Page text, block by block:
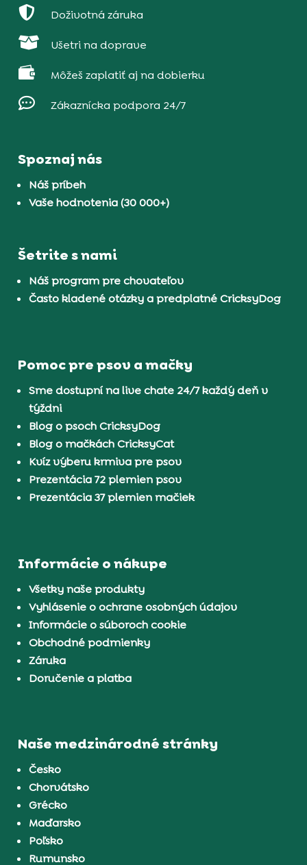
 Doživotná záruka
 Ušetri na doprave
 Môžeš zaplatiť aj na dobierku
 Zákaznícka podpora 24/7
Spoznaj nás
Náš príbeh
Vaše hodnotenia (30 000+)
Šetrite s nami
Náš program pre chovateľov
Často kladené otázky a predplatné CricksyDog
Pomoc pre psov a mačky
Sme dostupní na live chate 24/7 každý deň v
týždni
Blog o psoch CricksyDog
Blog o mačkách CricksyCat
Kvíz výberu krmiva pre psov
Prezentácia 72 plemien psov
Prezentácia 37 plemien mačiek
Informácie o nákupe
Všetky naše produkty
Vyhlásenie o ochrane osobných údajov
Informácie o súboroch cookie
Obchodné podmienky
Záruka
Doručenie a platba
Naše medzinárodné stránky
Česko
Chorvátsko
Grécko
Maďarsko
Poľsko
Rumunsko